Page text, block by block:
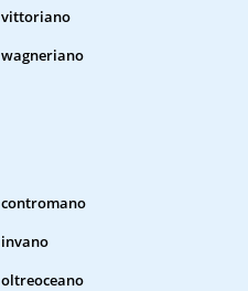
vittoriano
wagneriano
contromano
invano
oltreoceano